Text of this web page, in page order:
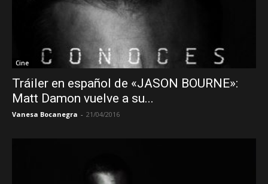
Cine
Tráiler en español de «JASON BOURNE»:
Matt Damon vuelve a su...
Vanesa Bocanegra - 21/04/2016